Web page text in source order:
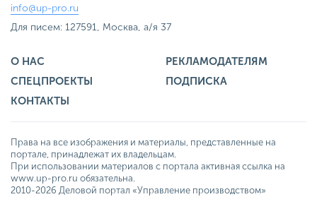
info@up-pro.ru
Для писем: 127591, Москва, а/я 37
О НАС
РЕКЛАМОДАТЕЛЯМ
СПЕЦПРОЕКТЫ
ПОДПИСКА
КОНТАКТЫ
Права на все изображения и материалы, представленные на
портале, принадлежат их владельцам.
При использовании материалов с портала активная ссылка на
www.up-pro.ru обязательна.
2010-2026 Деловой портал «Управление производством»